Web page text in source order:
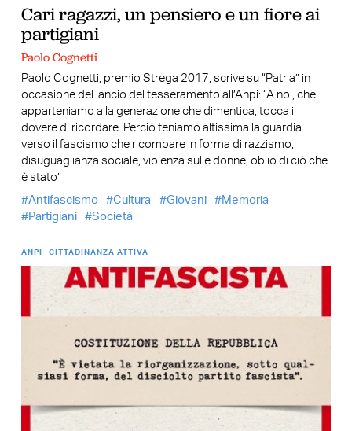
Cari ragazzi, un pensiero e un fiore ai
partigiani
Paolo Cognetti
Paolo Cognetti, premio Strega 2017, scrive su “Patria” in
occasione del lancio del tesseramento all’Anpi: “A noi, che
apparteniamo alla generazione che dimentica, tocca il
dovere di ricordare. Perciò teniamo altissima la guardia
verso il fascismo che ricompare in forma di razzismo,
disuguaglianza sociale, violenza sulle donne, oblio di ciò che
è stato”
Antifascismo
Cultura Giovani
Memoria
Partigiani
Società
ANPI CITTADINANZA ATTIVA